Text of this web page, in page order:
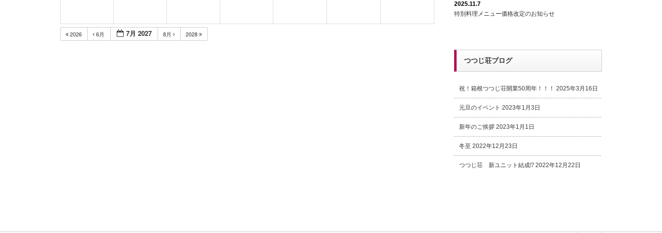
2026 6月 7月 2027 8月 2028
2025.11.7
特別料理メニュー価格改定のお知らせ
つつじ荘ブログ
祝！箱根つつじ荘開業50周年！！！ 2025年3月16日
元旦のイベント 2023年1月3日
新年のご挨拶 2023年1月1日
冬至 2022年12月23日
つつじ荘 新ユニット結成⁉ 2022年12月22日